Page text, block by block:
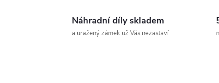
Náhradní díly skladem
a uražený zámek už Vás nezastaví